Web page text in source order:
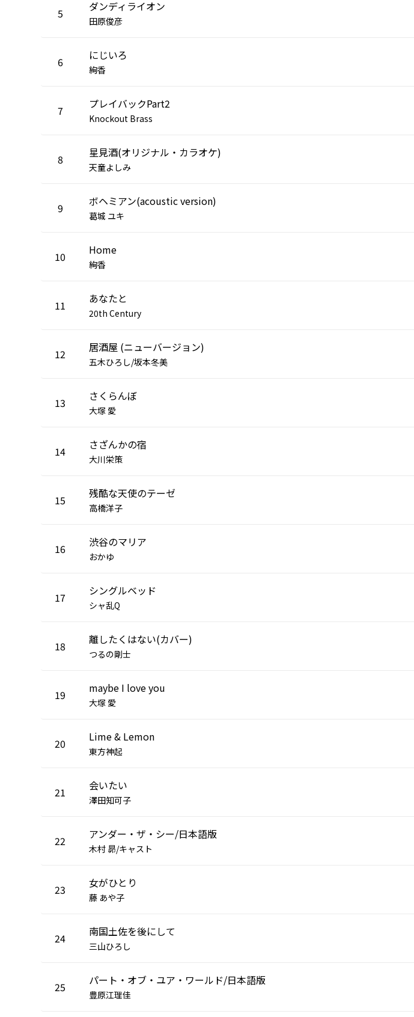
5 ダンディライオン
田原俊彦
6 にじいろ
絢香
7 プレイバックPart2
Knockout Brass
8 星見酒(オリジナル・カラオケ)
天童よしみ
9 ボヘミアン(acoustic version)
葛城 ユキ
10 Home
絢香
11 あなたと
20th Century
12 居酒屋 (ニューバージョン)
五木ひろし/坂本冬美
13 さくらんぼ
大塚 愛
14 さざんかの宿
大川栄策
15 残酷な天使のテーゼ
高橋洋子
16 渋谷のマリア
おかゆ
17 シングルベッド
シャ乱Q
18 離したくはない(カバー)
つるの剛士
19 maybe I love you
大塚 愛
20 Lime & Lemon
東方神起
21 会いたい
澤田知可子
22 アンダー・ザ・シー/日本語版
木村 昴/キャスト
23 女がひとり
藤 あや子
24 南国土佐を後にして
三山ひろし
25 パート・オブ・ユア・ワールド/日本語版
豊原江理佳